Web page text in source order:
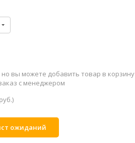
но вы можете добавить товар в корзину
с менеджером
ожиданий